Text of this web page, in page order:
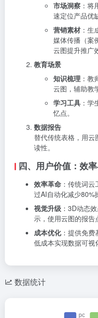
市场洞察 ：
速定位产品优
营销素材 ：
媒体传播（案
云图提升推广
教育场景
知识梳理 ：
云图，辅助教
学习工具 ：
忆点。
数据报告
替代传统表格，用
读性。
四、用户价值：效
效率革命 ：传统词
过AI自动化减少80%
视觉升级 ：3D动态
示，使用云图的报告
成本优化：提供免费
低成本实现数据可视
数据统计